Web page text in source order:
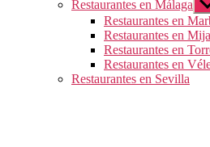
Restaurantes en Málaga
el
Restaurantes en
Restaurantes en
Restaurantes en
Restaurantes en
Restaurantes en Sevilla